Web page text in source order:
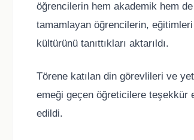
öğrencilerin hem akademik hem de
tamamlayan öğrencilerin,
kültürünü tanıttıkları aktarıldı.
Törene katılan din görevlileri ve
emeği geçen öğreticilere teşekkür
edildi.